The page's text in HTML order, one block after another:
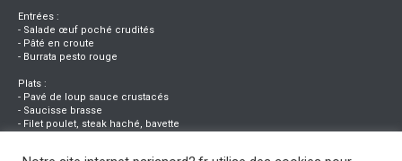
Entrées :
- Salade œuf poché crudités
- Pâté en croute
- Burrata pesto rouge
Plats :
- Pavé de loup sauce crustacés
- Saucisse brasse
- Filet poulet, steak haché, bavette